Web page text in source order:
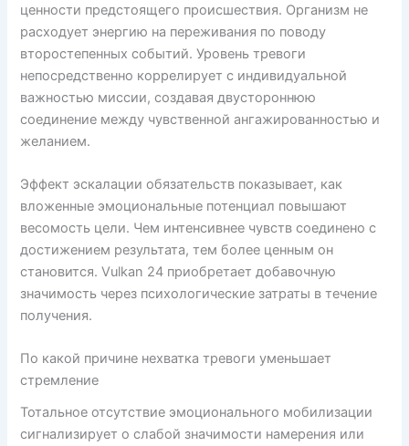
ценности предстоящего происшествия. Организм не
расходует энергию на переживания по поводу
второстепенных событий. Уровень тревоги
непосредственно коррелирует с индивидуальной
важностью миссии, создавая двустороннюю
соединение между чувственной ангажированностью и
желанием.
Эффект эскалации обязательств показывает, как
вложенные эмоциональные потенциал повышают
весомость цели. Чем интенсивнее чувств соединено с
достижением результата, тем более ценным он
становится. Vulkan 24 приобретает добавочную
значимость через психологические затраты в течение
получения.
По какой причине нехватка тревоги уменьшает
стремление
Тотальное отсутствие эмоционального мобилизации
сигнализирует о слабой значимости намерения или